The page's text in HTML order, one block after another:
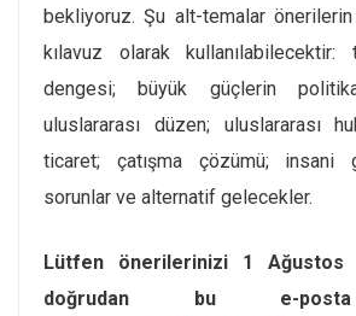
bekliyoruz. Şu alt-temalar önerilerin
kılavuz olarak
dengesi; büyük güçlerin
uluslararası düzen; uluslararası
ticaret; çatışma çözümü; insani
sorunlar ve alternatif gelecekler.
Lütfen önerilerinizi 1 Ağustos
doğrudan bu e-